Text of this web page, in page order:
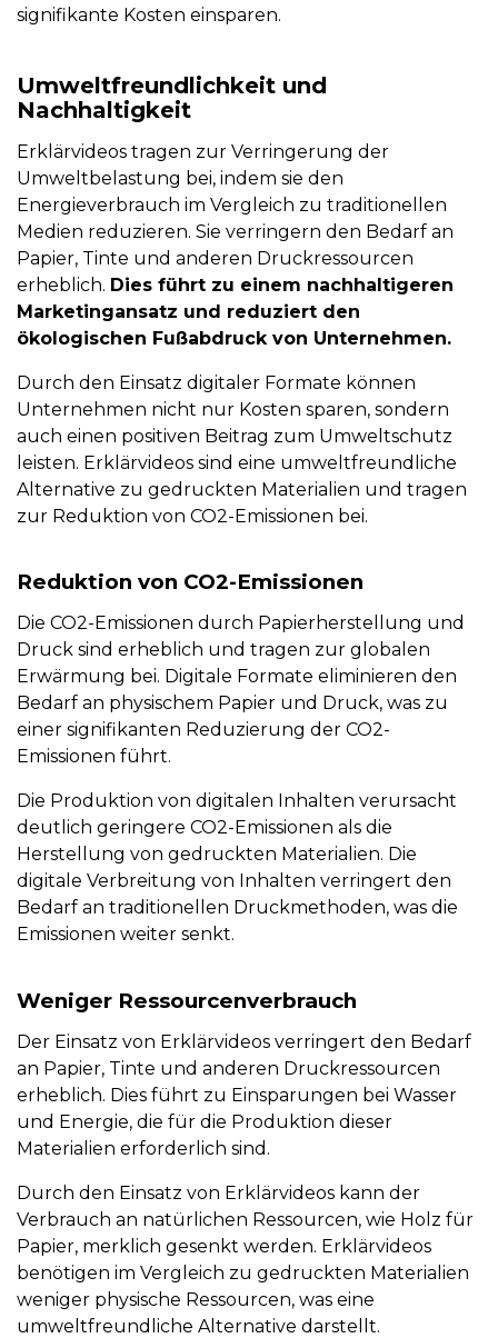
signifikante Kosten einsparen.
Umweltfreundlichkeit und
Nachhaltigkeit
Erklärvideos tragen zur Verringerung der
Umweltbelastung bei, indem sie den
Energieverbrauch im Vergleich zu traditionellen
Medien reduzieren. Sie verringern den Bedarf an
Papier, Tinte und anderen Druckressourcen
erheblich. Dies führt zu einem nachhaltigeren
Marketingansatz und reduziert den
ökologischen Fußabdruck von Unternehmen.
Durch den Einsatz digitaler Formate können
Unternehmen nicht nur Kosten sparen, sondern
auch einen positiven Beitrag zum Umweltschutz
leisten. Erklärvideos sind eine umweltfreundliche
Alternative zu gedruckten Materialien und tragen
zur Reduktion von CO2-Emissionen bei.
Reduktion von CO2-Emissionen
Die CO2-Emissionen durch Papierherstellung und
Druck sind erheblich und tragen zur globalen
Erwärmung bei. Digitale Formate eliminieren den
Bedarf an physischem Papier und Druck, was zu
einer signifikanten Reduzierung der CO2-
Emissionen führt.
Die Produktion von digitalen Inhalten verursacht
deutlich geringere CO2-Emissionen als die
Herstellung von gedruckten Materialien. Die
digitale Verbreitung von Inhalten verringert den
Bedarf an traditionellen Druckmethoden, was die
Emissionen weiter senkt.
Weniger Ressourcenverbrauch
Der Einsatz von Erklärvideos verringert den Bedarf
an Papier, Tinte und anderen Druckressourcen
erheblich. Dies führt zu Einsparungen bei Wasser
und Energie, die für die Produktion dieser
Materialien erforderlich sind.
Durch den Einsatz von Erklärvideos kann der
Verbrauch an natürlichen Ressourcen, wie Holz für
Papier, merklich gesenkt werden. Erklärvideos
benötigen im Vergleich zu gedruckten Materialien
weniger physische Ressourcen, was eine
umweltfreundliche Alternative darstellt.